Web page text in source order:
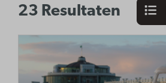
23 Resultaten